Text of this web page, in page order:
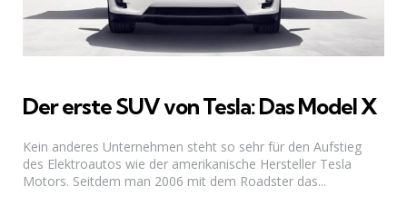
Der erste SUV von Tesla: Das Model X
Kein anderes Unternehmen steht so sehr für den Aufstieg
des Elektroautos wie der amerikanische Hersteller Tesla
Motors. Seitdem man 2006 mit dem Roadster das...